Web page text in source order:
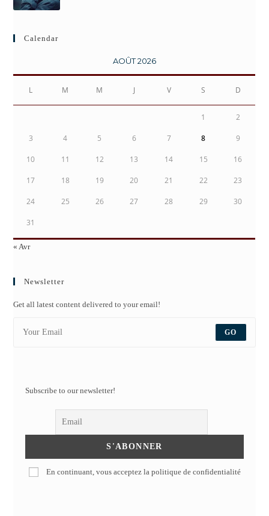
Calendar
AOÛT 2026
L M M J V S D
1 2
3 4 5 6 7 8 9
10 11 12 13 14 15 16
17 18 19 20 21 22 23
24 25 26 27 28 29 30
31
« Avr
Newsletter
Get all latest content delivered to your email!
GO
Subscribe to our newsletter!
En continuant, vous acceptez la politique de confidentialité